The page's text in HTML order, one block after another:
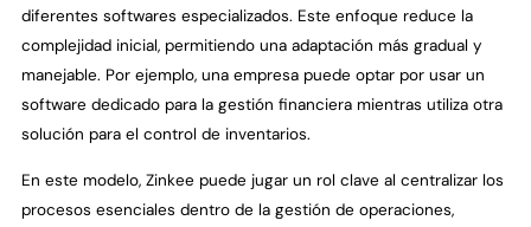
diferentes softwares especializados. Este enfoque reduce la
complejidad inicial, permitiendo una adaptación más gradual y
manejable. Por ejemplo, una empresa puede optar por usar un
software dedicado para la gestión financiera mientras utiliza otra
solución para el control de inventarios.
En este modelo, Zinkee puede jugar un rol clave al centralizar los
procesos esenciales dentro de la gestión de operaciones,